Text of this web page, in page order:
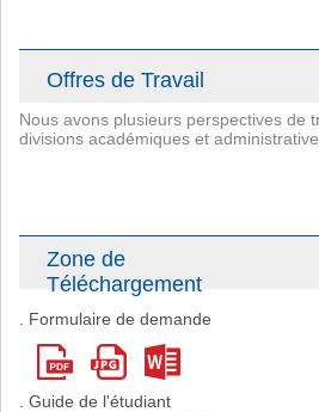
Offres de Travail
Nous avons plusieurs perspectives de
divisions académiques et
Zone de
Téléchargement
. Formulaire de demande
. Guide de l'étudiant